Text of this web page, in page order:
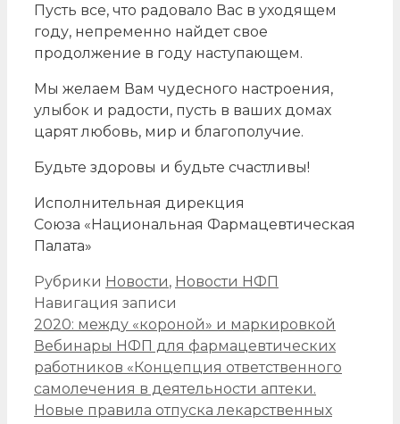
Пусть все, что радовало Вас в уходящем
году, непременно найдет свое
продолжение в году наступающем.
Мы желаем Вам чудесного настроения,
улыбок и радости, пусть в ваших домах
царят любовь, мир и благополучие.
Будьте здоровы и будьте счастливы!
Исполнительная дирекция
Союза «Национальная Фармацевтическая
Палата»
Рубрики Новости, Новости НФП
Навигация записи
2020: между «короной» и маркировкой
Вебинары НФП для фармацевтических
работников «Концепция ответственного
самолечения в деятельности аптеки.
Новые правила отпуска лекарственных